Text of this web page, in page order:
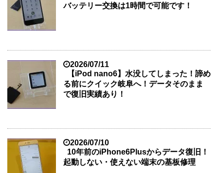
バッテリー交換は1時間で可能です！
2026/07/11
【iPod nano6】水没してしまった！諦め
る前にクイック岐阜へ！データそのまま
で復旧実績あり！
2026/07/10
10年前のiPhone6Plusからデータ復旧！
起動しない・使えない端末の基板修理